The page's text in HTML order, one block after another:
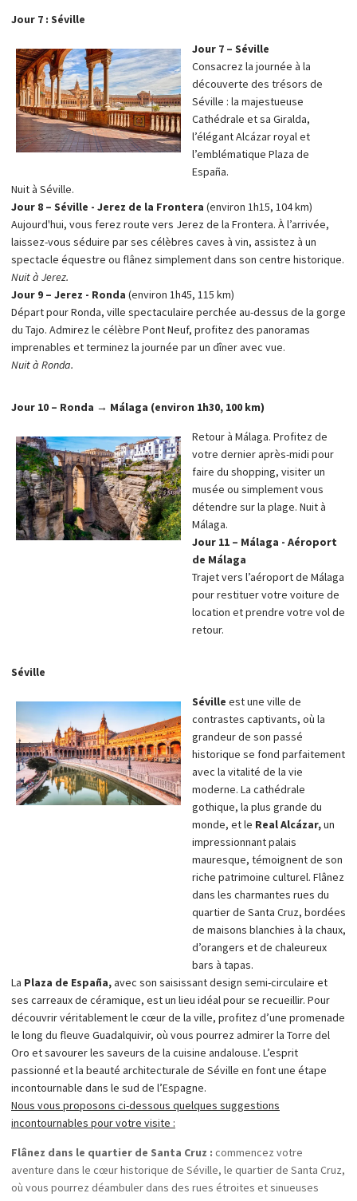
Jour 7 : Séville
Jour 7 – Séville
Consacrez la journée à la
découverte des trésors de
Séville : la majestueuse
Cathédrale et sa Giralda,
l’élégant Alcázar royal et
l’emblématique Plaza de
España.
Nuit à Séville.
Jour 8 – Séville - Jerez de la Frontera (environ 1h15, 104 km)
Aujourd'hui, vous ferez route vers Jerez de la Frontera. À l’arrivée,
laissez-vous séduire par ses célèbres caves à vin, assistez à un
spectacle équestre ou flânez simplement dans son centre historique.
Nuit à Jerez.
Jour 9 – Jerez - Ronda (environ 1h45, 115 km)
Départ pour Ronda, ville spectaculaire perchée au-dessus de la gorge
du Tajo. Admirez le célèbre Pont Neuf, profitez des panoramas
imprenables et terminez la journée par un dîner avec vue.
Nuit à Ronda.
Jour 10 – Ronda → Málaga (environ 1h30, 100 km)
Retour à Málaga. Profitez de
votre dernier après-midi pour
faire du shopping, visiter un
musée ou simplement vous
détendre sur la plage. Nuit à
Málaga.
Jour 11 – Málaga - Aéroport
de Málaga
Trajet vers l’aéroport de Málaga
pour restituer votre voiture de
location et prendre votre vol de
retour.
Séville
Séville est une ville de
contrastes captivants, où la
grandeur de son passé
historique se fond parfaitement
avec la vitalité de la vie
moderne. La cathédrale
gothique, la plus grande du
monde, et le Real Alcázar,un
impressionnant palais
mauresque, témoignent de son
riche patrimoine culturel. Flânez
dans les charmantes rues du
quartier de Santa Cruz, bordées
de maisons blanchies à la chaux,
d’orangers et de chaleureux
bars à tapas.
La Plaza de España,avec son saisissant design semi-circulaire et
ses carreaux de céramique, est un lieu idéal pour se recueillir. Pour
découvrir véritablement le cœur de la ville, profitez d’une promenade
le long du fleuve Guadalquivir, où vous pourrez admirer la Torre del
Oro et savourer les saveurs de la cuisine andalouse. L’esprit
passionné et la beauté architecturale de Séville en font une étape
incontournable dans le sud de l’Espagne.
Nous vous proposons ci-dessous quelques suggestions
incontournables pour votre visite :
Flânez dans le quartier de Santa Cruz : commencez votre
aventure dans le cœur historique de Séville, le quartier de Santa Cruz,
où vous pourrez déambuler dans des rues étroites et sinueuses